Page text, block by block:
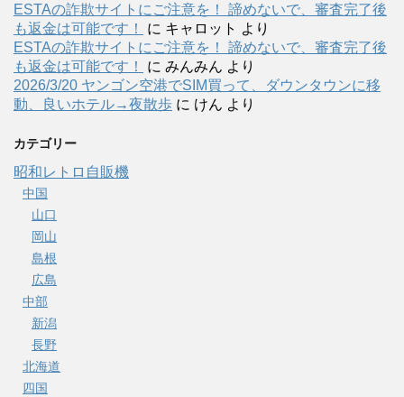
ESTAの詐欺サイトにご注意を！ 諦めないで、審査完了後
も返金は可能です！
に キャロット より
ESTAの詐欺サイトにご注意を！ 諦めないで、審査完了後
も返金は可能です！
に みんみん より
2026/3/20 ヤンゴン空港でSIM買って、ダウンタウンに移
動、良いホテル→夜散歩 に けん より
カテゴリー
昭和レトロ自販機
中国
山口
岡山
島根
広島
中部
新潟
長野
北海道
四国